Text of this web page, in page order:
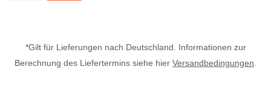
*Gilt für Lieferungen nach Deutschland. Informationen zur
Berechnung des Liefertermins siehe hier Versandbedingungen.